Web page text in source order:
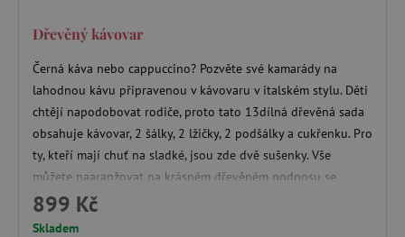
Dřevěný kávovar
Černá káva nebo cappuccino? Pozvěte své kamarády na
lahodnou kávu připravenou v kávovaru v italském stylu. Děti
chtějí napodobovat rodiče, proto tato 13dílná dřevěná sada
obsahuje kávovar, 2 šálky, 2 lžičky, 2 podšálky a cukřenku. Pro
ty, kteří mají chuť na sladké, jsou zde dvě sušenky. Vše
můžete naaranžovat na krásném dřevěném podnosu se
dvěma držadly.
899 Kč
Skladem